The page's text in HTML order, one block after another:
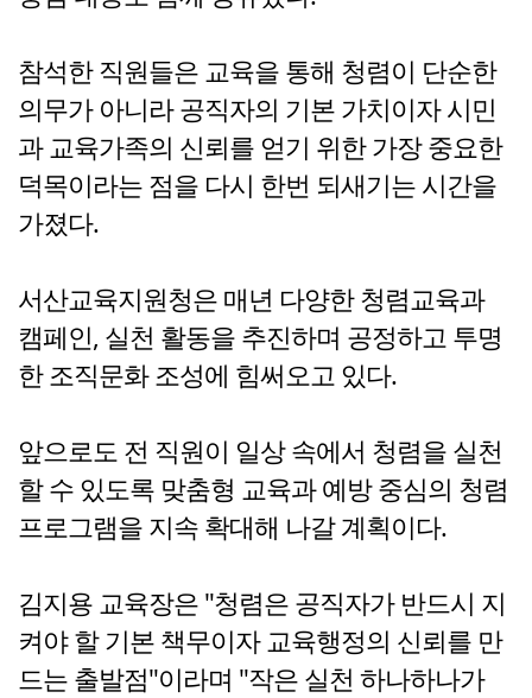
참석한 직원들은 교육을 통해 청렴이 단순한
의무가 아니라 공직자의 기본 가치이자 시민
과 교육가족의 신뢰를 얻기 위한 가장 중요한
덕목이라는 점을 다시 한번 되새기는 시간을
가졌다.
서산교육지원청은 매년 다양한 청렴교육과
캠페인, 실천 활동을 추진하며 공정하고 투명
한 조직문화 조성에 힘써오고 있다.
앞으로도 전 직원이 일상 속에서 청렴을 실천
할 수 있도록 맞춤형 교육과 예방 중심의 청렴
프로그램을 지속 확대해 나갈 계획이다.
김지용 교육장은 "청렴은 공직자가 반드시 지
켜야 할 기본 책무이자 교육행정의 신뢰를 만
드는 출발점"이라며 "작은 실천 하나하나가